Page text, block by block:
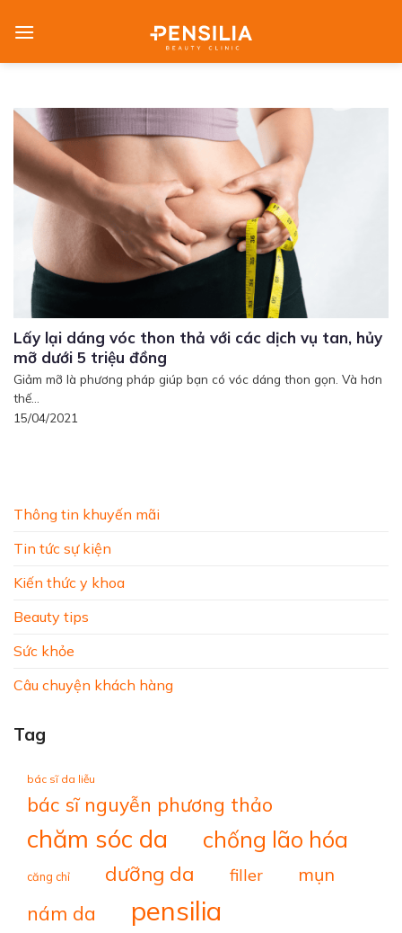
Thông tin khuyến mãi
Tin tức sự kiện
Kiến thức y khoa
Beauty tips
Sức khỏe
Câu chuyện khách hàng
Tag
bác sĩ da liễu
bác sĩ nguyễn phương thảo
chăm sóc da chống lão hóa
căng chỉ dưỡng da filler mụn
nám da pensilia
Lấy lại dáng vóc thon thả với các dịch vụ tan, hủy
mỡ dưới 5 triệu đồng
Giảm mỡ là phương pháp giúp bạn có vóc dáng thon gọn. Và hơn
thế...
15/04/2021